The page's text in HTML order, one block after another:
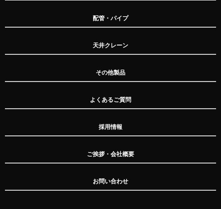
配管・パイプ
天井クレーン
その他製品
よくあるご質問
採用情報
ご挨拶・会社概要
お問い合わせ